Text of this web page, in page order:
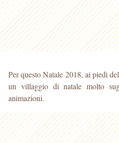
Per questo Natale 2018, ai piedi
un villaggio di natale molto
animazioni.